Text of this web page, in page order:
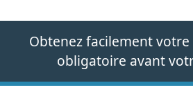
Obtenez facilement votre
obligatoire avant